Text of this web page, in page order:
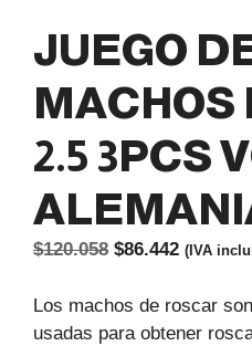
JUEGO
MACHOS
2.5 3PCS
$120.058 El
original
era:
$86.442El
actual
es:
(IVA
Los machos de roscar
usadas para obtener